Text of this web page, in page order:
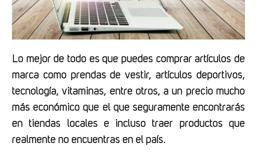
Lo mejor de todo es que puedes comprar artículos de
marca como prendas de vestir, artículos deportivos,
tecnología, vitaminas, entre otros, a un precio mucho
más económico que el que seguramente encontrarás
en tiendas locales e incluso traer productos que
realmente no encuentras en el país.